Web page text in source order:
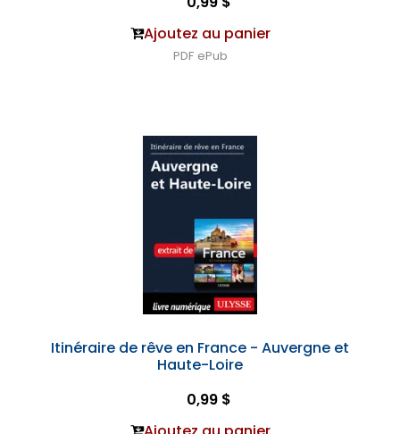
Ajoutez au panier
PDF ePub
Itinéraire de rêve en France - Auvergne et
Haute-Loire
0,99 $